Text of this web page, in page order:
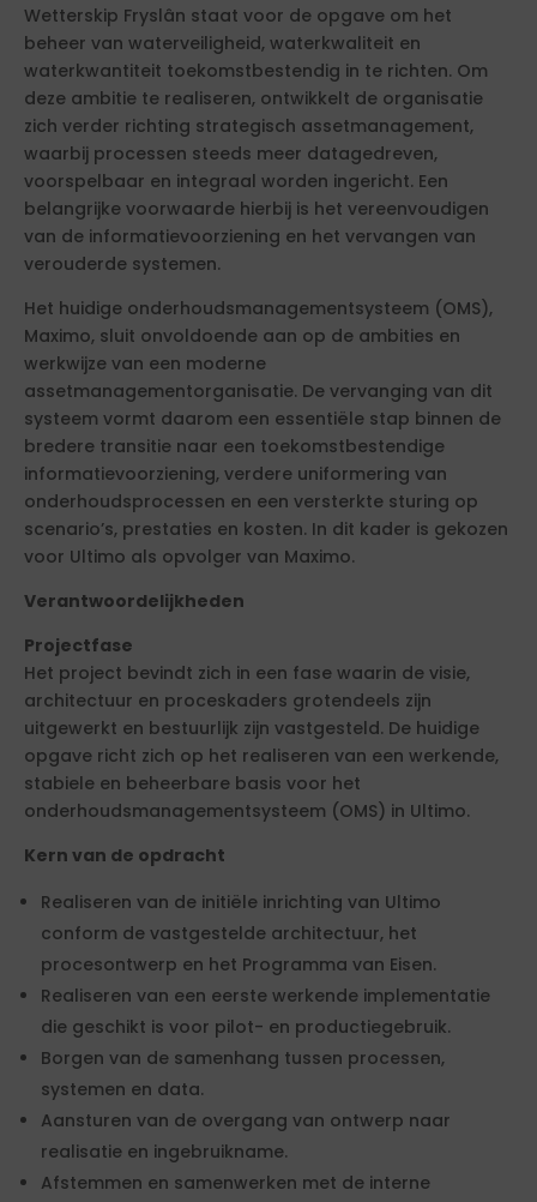
Wetterskip Fryslân staat voor de opgave om het
beheer van waterveiligheid, waterkwaliteit en
waterkwantiteit toekomstbestendig in te richten. Om
deze ambitie te realiseren, ontwikkelt de organisatie
zich verder richting strategisch assetmanagement,
waarbij processen steeds meer datagedreven,
voorspelbaar en integraal worden ingericht. Een
belangrijke voorwaarde hierbij is het vereenvoudigen
van de informatievoorziening en het vervangen van
verouderde systemen.
Het huidige onderhoudsmanagementsysteem (OMS),
Maximo, sluit onvoldoende aan op de ambities en
werkwijze van een moderne
assetmanagementorganisatie. De vervanging van dit
systeem vormt daarom een essentiële stap binnen de
bredere transitie naar een toekomstbestendige
informatievoorziening, verdere uniformering van
onderhoudsprocessen en een versterkte sturing op
scenario’s, prestaties en kosten. In dit kader is gekozen
voor Ultimo als opvolger van Maximo.
Verantwoordelijkheden
Projectfase
Het project bevindt zich in een fase waarin de visie,
architectuur en proceskaders grotendeels zijn
uitgewerkt en bestuurlijk zijn vastgesteld. De huidige
opgave richt zich op het realiseren van een werkende,
stabiele en beheerbare basis voor het
onderhoudsmanagementsysteem (OMS) in Ultimo.
Kern van de opdracht
Realiseren van de initiële inrichting van Ultimo
conform de vastgestelde architectuur, het
procesontwerp en het Programma van Eisen.
Realiseren van een eerste werkende implementatie
die geschikt is voor pilot- en productiegebruik.
Borgen van de samenhang tussen processen,
systemen en data.
Aansturen van de overgang van ontwerp naar
realisatie en ingebruikname.
Afstemmen en samenwerken met de interne